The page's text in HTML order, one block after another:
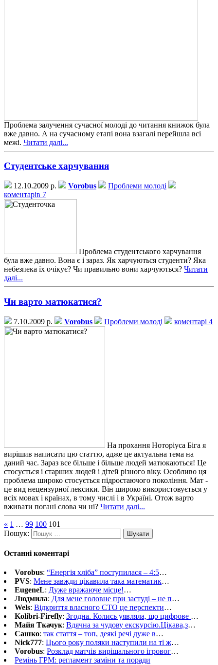
Проблема залучення сучасної молоді до читання книжок була
вже давно. А на сучасному етапі вона взагалі перейшла всі
межі. Читати далі...
Студентське харчування
12.10.2009 р. Vorobus
Проблеми молоді
коментарів 7
Проблема студентського харчування
була вже давно. Вона є і зараз. Як харчуються студенти? Яка
небезпека їх очікує? Чи правильно вони харчуються? Читати
далі...
Чи варто матюкатися?
7.10.2009 р. Vorobus Проблеми молоді коментарі 4
На прохання Ноторіуса Біга я
вирішив написати цю статтю, адже це актуальна тема на
даний час. Зараз все більше і більше людей матюкаються! Це
стосується і старших людей і дітей різного віку. Особливо ця
проблема широко стосується підростаючого покоління. Мат -
це вид нецензурної лексики. Він широко використовується у
всіх мовах і країнах, в тому числі і в Україні. Отож варто
вживати погані слова чи ні? Читати далі...
« 1 … 99 100 101
Пошук:
Останні коментарі
Vorobus: “Енергія хліба” поступилася – 4:5…
PVS: Мене завжди цікавила така математик…
EugeneL: Дуже вражаюче місце!…
Людмила: Для мене головне при застуді – не п…
Wels: Відкриття власного СТО це перспекти…
Kolibri-Firefly: Згодна. Колись уявляла, що цифрове …
Майя Ткачук: Вдячна за чудову екскурсію.Цікава,з…
Сашко: так стаття – топ, деякі речі дуже в…
Nick777: Цього року поляки наступили на ті ж…
Vorobus: Розклад матчів вирішального ігровог…
Ремінь ГРМ: регламент заміни та поради